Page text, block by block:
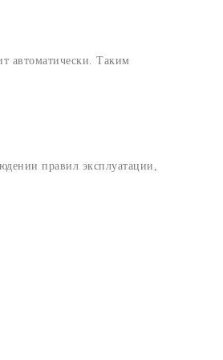
автоматически. Таким
правил эксплуатации,